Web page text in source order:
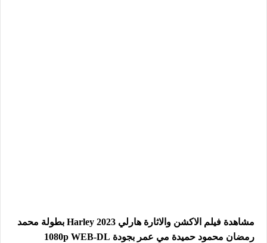
مشاهدة فيلم الاكشن والاثارة هارلي 2023 Harley بطولة محمد
رمضان محمود حميدة مي عمر بجودة 1080p WEB-DL